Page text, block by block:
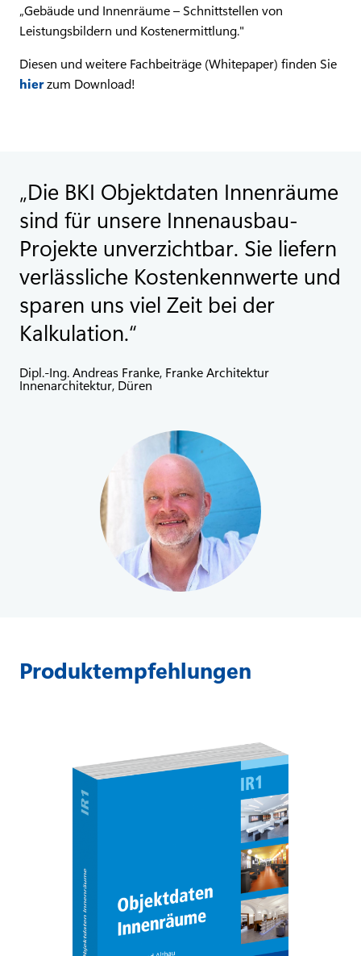
„Gebäude und Innenräume – Schnittstellen von
Leistungsbildern und Kostenermittlung."
Diesen und weitere Fachbeiträge (Whitepaper) finden Sie
hierzum Download!
Die BKI Objektdaten Innenräume
sind für unsere Innenausbau-
Projekte unverzichtbar. Sie liefern
verlässliche Kostenkennwerte und
sparen uns viel Zeit bei der
Kalkulation.
Dipl.-Ing. Andreas Franke, Franke Architektur
Innenarchitektur, Düren
Produktempfehlungen